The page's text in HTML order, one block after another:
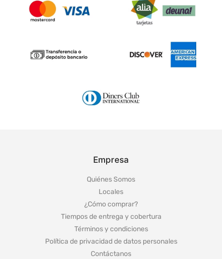
Empresa
Quiénes Somos
Locales
¿Cómo comprar?
Tiempos de entrega y cobertura
Términos y condiciones
Política de privacidad de datos personales
Contáctanos